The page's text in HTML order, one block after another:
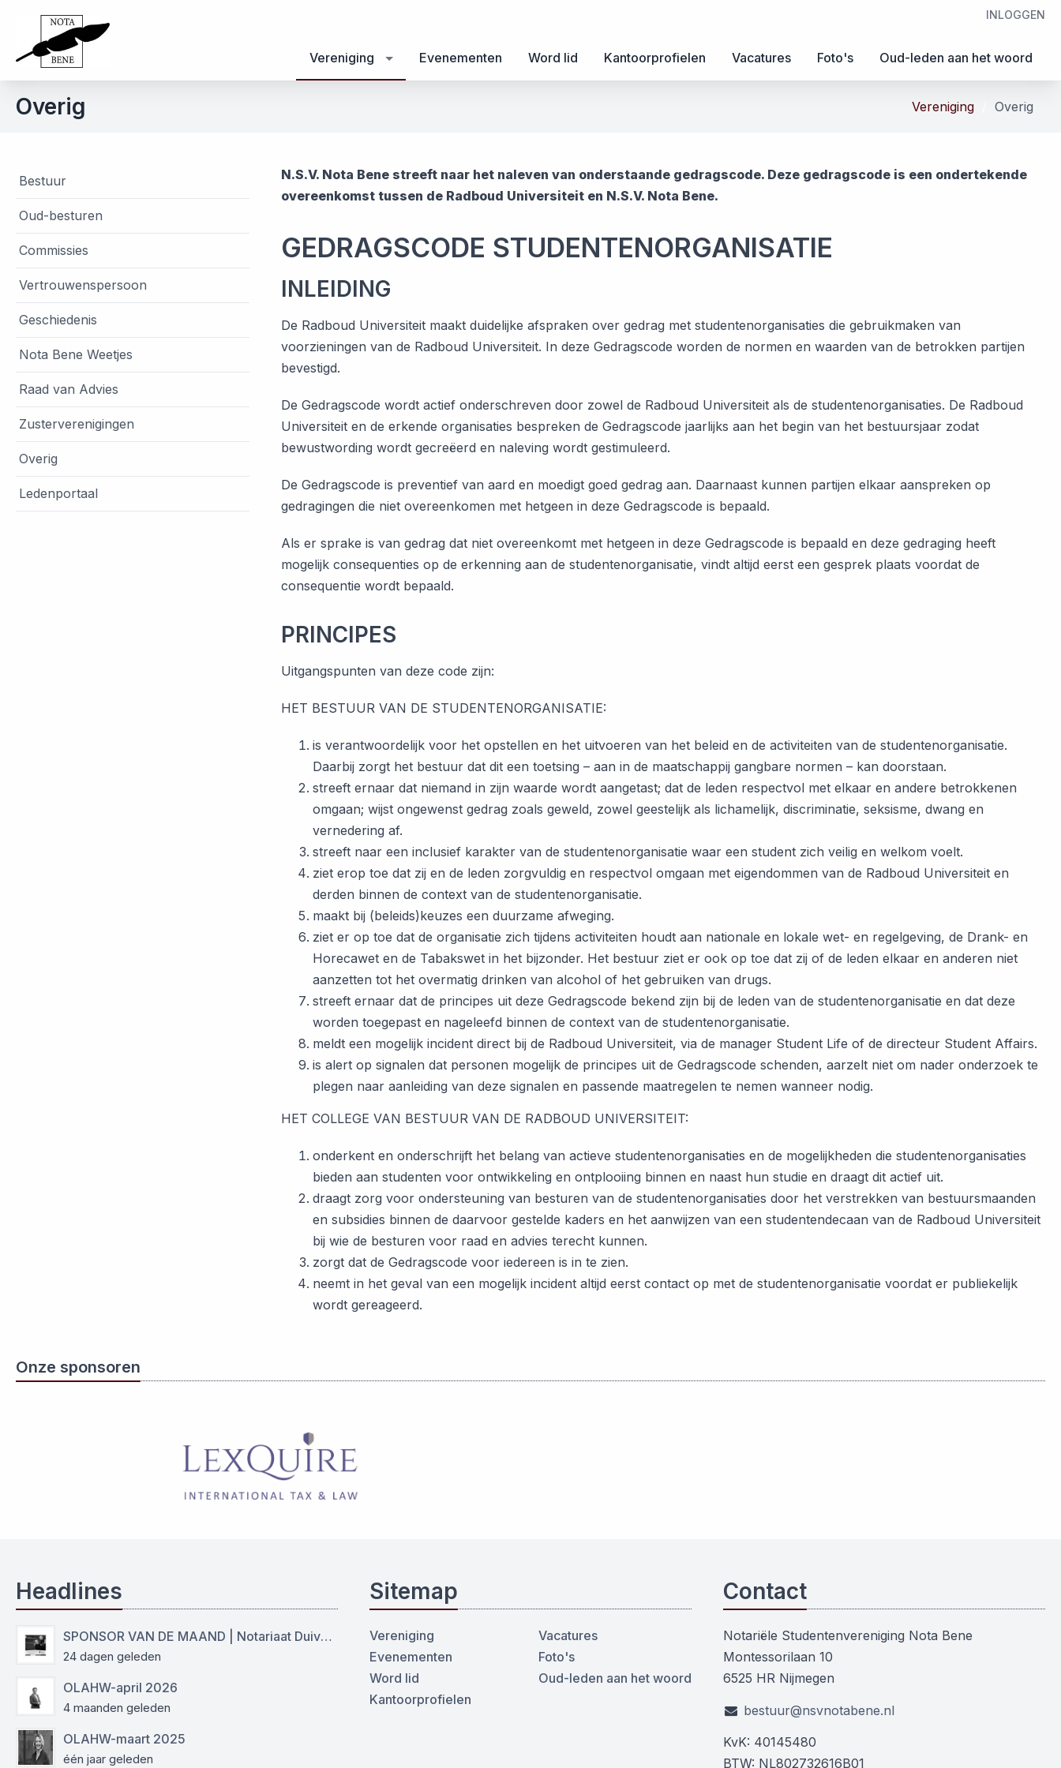
INLOGGEN
Vereniging Evenementen Word lid Kantoorprofielen Vacatures Foto's Oud-leden aan het woord
Vereniging Overig
Overig
Bestuur
Oud-besturen
Commissies
Vertrouwenspersoon
Geschiedenis
Nota Bene Weetjes
Raad van Advies
Zusterverenigingen
Overig
Ledenportaal
N.S.V. Nota Bene streeft naar het naleven van onderstaande gedragscode. Deze gedragscode is een ondertekende
overeenkomst tussen de Radboud Universiteit en N.S.V. Nota Bene.
GEDRAGSCODE STUDENTENORGANISATIE
INLEIDING
De Radboud Universiteit maakt duidelijke afspraken over gedrag met studentenorganisaties die gebruikmaken van
voorzieningen van de Radboud Universiteit. In deze Gedragscode worden de normen en waarden van de betrokken partijen
bevestigd.
De Gedragscode wordt actief onderschreven door zowel de Radboud Universiteit als de studentenorganisaties. De Radboud
Universiteit en de erkende organisaties bespreken de Gedragscode jaarlijks aan het begin van het bestuursjaar zodat
bewustwording wordt gecreëerd en naleving wordt gestimuleerd.
De Gedragscode is preventief van aard en moedigt goed gedrag aan. Daarnaast kunnen partijen elkaar aanspreken op
gedragingen die niet overeenkomen met hetgeen in deze Gedragscode is bepaald.
Als er sprake is van gedrag dat niet overeenkomt met hetgeen in deze Gedragscode is bepaald en deze gedraging heeft
mogelijk consequenties op de erkenning aan de studentenorganisatie, vindt altijd eerst een gesprek plaats voordat de
consequentie wordt bepaald.
PRINCIPES
Uitgangspunten van deze code zijn:
HET BESTUUR VAN DE STUDENTENORGANISATIE:
is verantwoordelijk voor het opstellen en het uitvoeren van het beleid en de activiteiten van de studentenorganisatie.
Daarbij zorgt het bestuur dat dit een toetsing – aan in de maatschappij gangbare normen – kan doorstaan.
streeft ernaar dat niemand in zijn waarde wordt aangetast; dat de leden respectvol met elkaar en andere betrokkenen
omgaan; wijst ongewenst gedrag zoals geweld, zowel geestelijk als lichamelijk, discriminatie, seksisme, dwang en
vernedering af.
streeft naar een inclusief karakter van de studentenorganisatie waar een student zich veilig en welkom voelt.
ziet erop toe dat zij en de leden zorgvuldig en respectvol omgaan met eigendommen van de Radboud Universiteit en
derden binnen de context van de studentenorganisatie.
maakt bij (beleids)keuzes een duurzame afweging.
ziet er op toe dat de organisatie zich tijdens activiteiten houdt aan nationale en lokale wet- en regelgeving, de Drank- en
Horecawet en de Tabakswet in het bijzonder. Het bestuur ziet er ook op toe dat zij of de leden elkaar en anderen niet
aanzetten tot het overmatig drinken van alcohol of het gebruiken van drugs.
streeft ernaar dat de principes uit deze Gedragscode bekend zijn bij de leden van de studentenorganisatie en dat deze
worden toegepast en nageleefd binnen de context van de studentenorganisatie.
meldt een mogelijk incident direct bij de Radboud Universiteit, via de manager Student Life of de directeur Student Affairs.
is alert op signalen dat personen mogelijk de principes uit de Gedragscode schenden, aarzelt niet om nader onderzoek te
plegen naar aanleiding van deze signalen en passende maatregelen te nemen wanneer nodig.
HET COLLEGE VAN BESTUUR VAN DE RADBOUD UNIVERSITEIT:
onderkent en onderschrijft het belang van actieve studentenorganisaties en de mogelijkheden die studentenorganisaties
bieden aan studenten voor ontwikkeling en ontplooiing binnen en naast hun studie en draagt dit actief uit.
draagt zorg voor ondersteuning van besturen van de studentenorganisaties door het verstrekken van bestuursmaanden
en subsidies binnen de daarvoor gestelde kaders en het aanwijzen van een studentendecaan van de Radboud Universiteit
bij wie de besturen voor raad en advies terecht kunnen.
zorgt dat de Gedragscode voor iedereen is in te zien.
neemt in het geval van een mogelijk incident altijd eerst contact op met de studentenorganisatie voordat er publiekelijk
wordt gereageerd.
Onze sponsoren
Headlines
SPONSOR VAN DE MAAND | Notariaat Duiven Westervoort
24 dagen geleden
OLAHW-april 2026
4 maanden geleden
OLAHW-maart 2025
één jaar geleden
Sitemap
Vereniging
Evenementen
Word lid
Kantoorprofielen
Vacatures
Foto's
Oud-leden aan het woord
Contact
Notariële Studentenvereniging Nota Bene
Montessorilaan 10
6525 HR Nijmegen
bestuur@nsvnotabene.nl
KvK: 40145480
BTW: NL802732616B01